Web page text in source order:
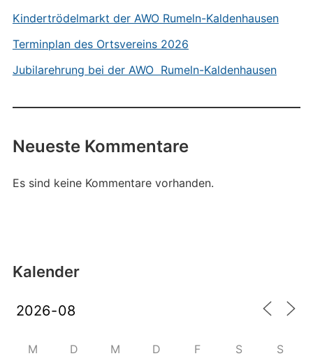
Kindertrödelmarkt der AWO Rumeln-Kaldenhausen
Terminplan des Ortsvereins 2026
Jubilarehrung bei der AWO Rumeln-Kaldenhausen
Neueste Kommentare
Es sind keine Kommentare vorhanden.
Kalender
M D M D F S S